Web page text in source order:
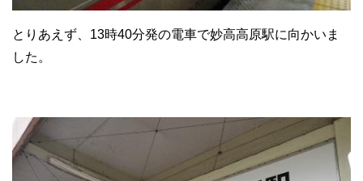
とりあえず、13時40分発の電車で妙高高原駅に向かいま
した。